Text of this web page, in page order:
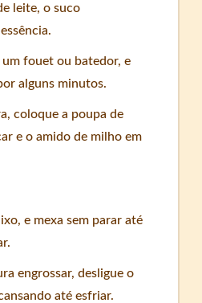
leite, o suco
fouet ou batedor, e
alguns minutos.
coloque a poupa de
e o amido de milho em
e mexa sem parar até
engrossar, desligue o
até esfriar.